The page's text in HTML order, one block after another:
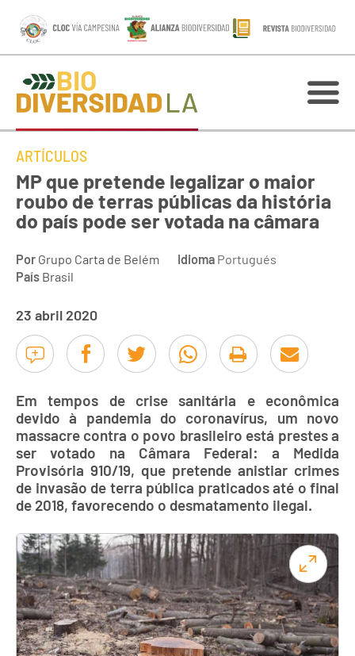
ARTÍCULOS
MP que pretende legalizar o maior
roubo de terras públicas da história
do país pode ser votada na câmara
Por Grupo Carta de Belém Idioma Portugués
País Brasil
23 abril 2020
Em tempos de crise sanitária e econômica
devido à pandemia do coronavírus, um novo
massacre contra o povo brasileiro está prestes a
ser votado na Câmara Federal: a Medida
Provisória 910/19, que pretende anistiar crimes
de invasão de terra pública praticados até o final
de 2018, favorecendo o desmatamento ilegal.